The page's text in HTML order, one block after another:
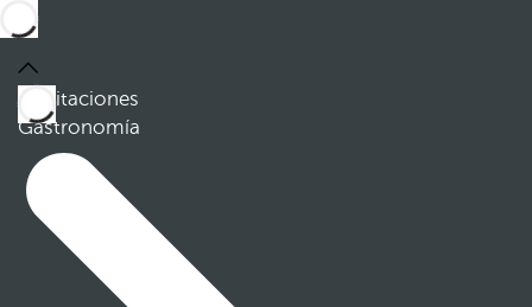
Habitaciones
Gastronomía